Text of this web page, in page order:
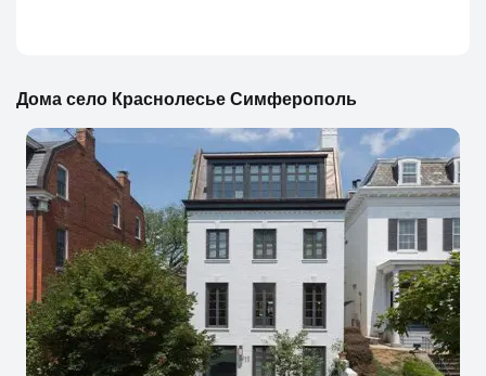
Дома село Краснолесье Симферополь